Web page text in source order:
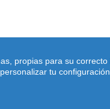
propias para su
tu